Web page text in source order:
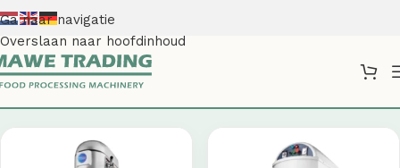
Ga naar navigatie
Overslaan naar hoofdinhoud